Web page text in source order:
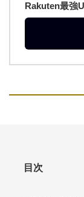
Rakuten最強
目次